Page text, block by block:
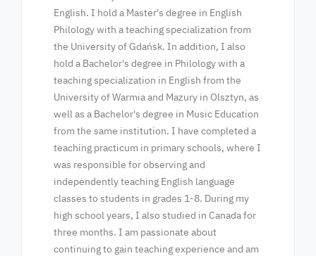
English. I hold a Master's degree in English
Philology with a teaching specialization from
the University of Gdańsk. In addition, I also
hold a Bachelor's degree in Philology with a
teaching specialization in English from the
University of Warmia and Mazury in Olsztyn, as
well as a Bachelor's degree in Music Education
from the same institution. I have completed a
teaching practicum in primary schools, where I
was responsible for observing and
independently teaching English language
classes to students in grades 1-8. During my
high school years, I also studied in Canada for
three months. I am passionate about
continuing to gain teaching experience and am